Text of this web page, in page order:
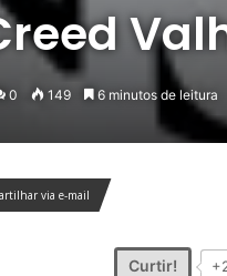
0 149 6 minutos de leitura
via e-mail
Curtir!